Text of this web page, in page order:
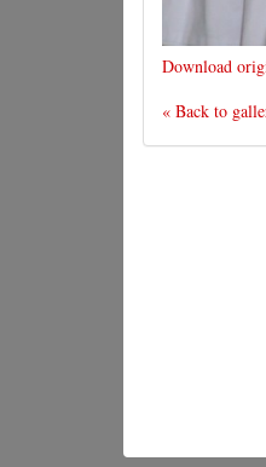
Download
« Back to